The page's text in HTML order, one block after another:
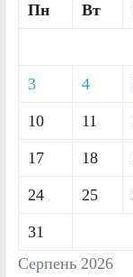
Серпень 2026
Пн Вт
3 4
10 11
17 18
24 25
31